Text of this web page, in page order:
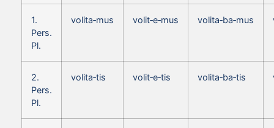
1.
Pers.
Pl.
volita‑mus volit‑e‑mus volita‑ba‑mus
2.
Pers.
Pl.
volita‑tis volit‑e‑tis volita‑ba‑tis